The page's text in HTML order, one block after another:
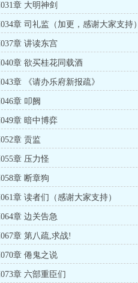
章 大明神剑
章 司礼监（加更，感谢大家支持）
章 讲读东宫
章 欲买桂花同载酒
章 《请办乐府新报疏》
章 叩阙
章 暗中博弈
章 贡监
章 压力怪
章 断章狗
章 读者们（感谢大家支持）
章 边关告急
章 第八疏,求战!
章 倦鬼之说
章 六部重臣们